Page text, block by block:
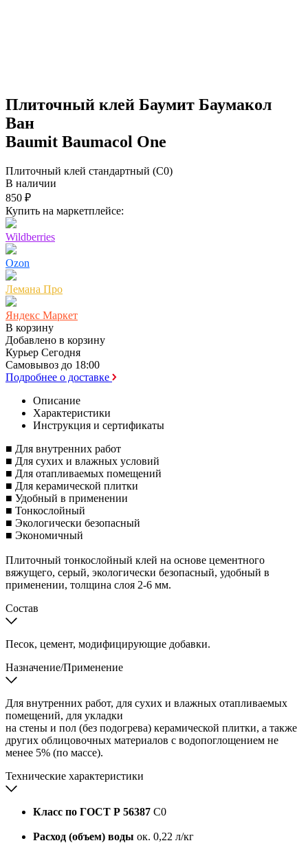
Плиточный клей Баумит Баумакол
Ван
Baumit Baumacol One
Плиточный клей стандартный (С0)
В наличии
850 ₽
Купить на маркетплейсе:
Wildberries
Ozon
Лемана Про
Яндекс Маркет
В корзину
Добавлено в корзину
Курьер Сегодня
Самовывоз до 18:00
Подробнее о доставке
Описание
Характеристики
Инструкция и сертификаты
■ Для внутренних работ
■ Для сухих и влажных условий
■ Для отапливаемых помещений
■ Для керамической плитки
■ Удобный в применении
■ Тонкослойный
■ Экологически безопасный
■ Экономичный
Плиточный тонкослойный клей на основе цементного
вяжущего, серый, экологически безопасный, удобный в
применении, толщина слоя 2-6 мм.
Состав
Песок, цемент, модифицирующие добавки.
Назначение/Применение
Для внутренних работ, для сухих и влажных отапливаемых
помещений, для укладки
на стены и пол (без подогрева) керамической плитки, а также
других облицовочных материалов с водопоглощением не
менее 5% (по массе).
Технические характеристики
Класс по ГОСТ Р 56387 С0
Расход (объем) воды ок. 0,22 л/кг